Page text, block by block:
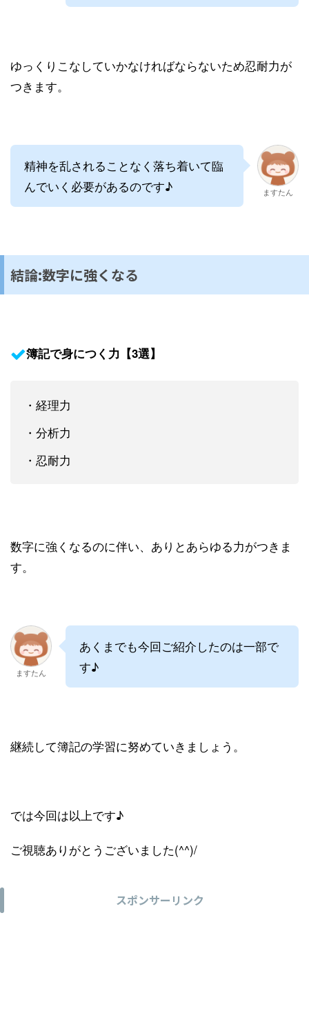
ゆっくりこなしていかなければならないため忍耐力が
つきます。
精神を乱されることなく落ち着いて臨
んでいく必要があるのです♪
ますたん
結論:数字に強くなる
簿記で身につく力【3選】
・経理力
・分析力
・忍耐力
数字に強くなるのに伴い、ありとあらゆる力がつきま
す。
ますたん
あくまでも今回ご紹介したのは一部で
す♪
継続して簿記の学習に努めていきましょう。
では今回は以上です♪
ご視聴ありがとうございました(^^)/
スポンサーリンク